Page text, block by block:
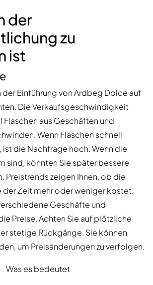
der
zu
ist
der Einführung von Ardbeg Dolce auf
Die Verkaufsgeschwindigkeit
Flaschen aus Geschäften und
Wenn Flaschen schnell
ist die Nachfrage hoch. Wenn die
sind, könnten Sie später bessere
Preistrends zeigen Ihnen, ob die
der Zeit mehr oder weniger kostet.
Geschäfte und
Preise. Achten Sie auf plötzliche
stetige Rückgänge. Sie können
um Preisänderungen zu verfolgen.
Was es bedeutet